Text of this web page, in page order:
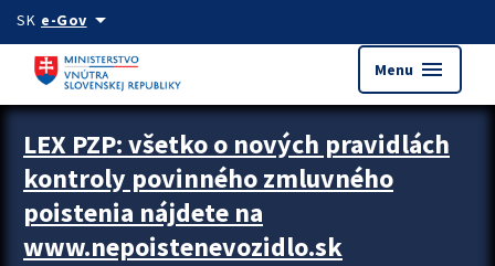
Preskocit na hlavný obsah
SK e-Govarrow_drop_down
Menu menu
Zastavit automatický posun upútavok
LEX PZP: všetko o nových pravidlách
kontroly povinného zmluvného
poistenia nájdete na
www.nepoistenevozidlo.sk